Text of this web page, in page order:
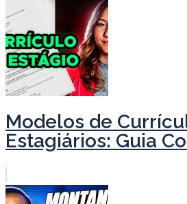
Modelos de
Estagiários: Guia